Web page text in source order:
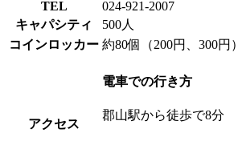
TEL
024-921-2007
キャパシティ
500人
コインロッカー 約80個（200円、300円）
アクセス
電車での行き方
郡山駅から徒歩で8分